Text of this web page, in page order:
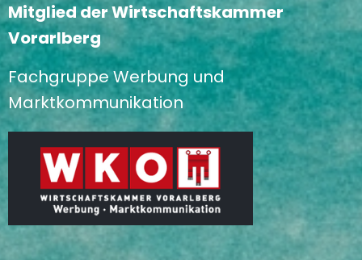
Mitglied der Wirtschaftskammer
Vorarlberg
Fachgruppe Werbung und
Marktkommunikation